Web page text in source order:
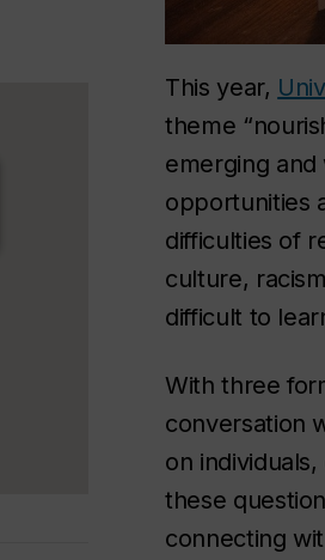
This year,
theme
emerging
opportunities
difficulties of
culture,
difficult to
With three
conversation
on
these
connecting